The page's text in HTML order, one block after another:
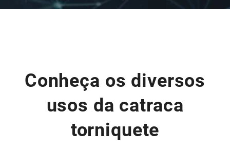
Conheça os diversos
usos da catraca
torniquete